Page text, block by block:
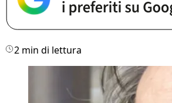
2 min di lettura